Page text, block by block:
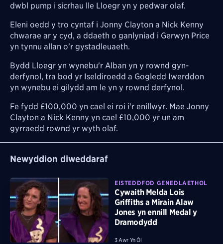
dwbl pump i sicrhau lle Lloegr yn y pedwar olaf.
Eleni oedd y tro cyntaf i Jonny Clayton a Nick Kenny
chwarae ar y cyd, a ddaeth o ganlyniad i Gerwyn Price
yn tynnu allan o'r gystadleuaeth.
Bydd Lloegr yn wynebu'r Alban yn y rownd gyn-
derfynol, tra bod yr Iseldiroedd a Gogledd Iwerddon
yn wynebu ei gilydd am le yn y rownd derfynol.
Fe fydd £100,000 yn cael ei roi i'r enillwyr. Mae Jonny
Clayton a Nick Kenny yn cael £10,000 yr un am
gyrraedd rownd yr wyth olaf.
Newyddion diweddaraf
EISTEDDFOD GENEDLAETHOL
Cywaith Melda Lois
Griffiths a Mirain Alaw
Jones yn ennill Medal y
Dramodydd
3 Awr Yn Ôl